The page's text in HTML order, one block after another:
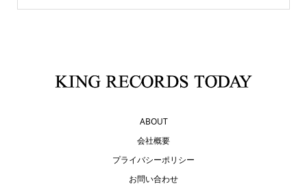
ABOUT
会社概要
プライバシーポリシー
お問い合わせ